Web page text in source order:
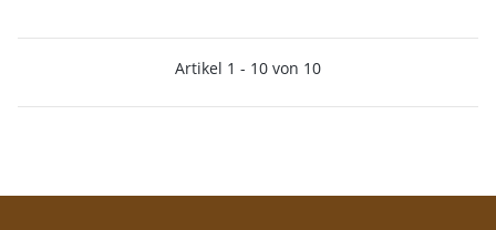
Artikel 1 - 10 von 10